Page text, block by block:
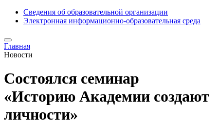
Сведения об образовательной организации
Электронная информационно-образовательная среда
Главная
Новости
Состоялся семинар
«Историю Академии создают
личности»